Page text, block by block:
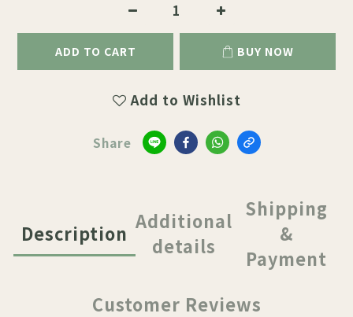
ADD TO CART BUY NOW
Add to Wishlist
Share
Description
Additional
details
Shipping
&
Payment
Customer Reviews